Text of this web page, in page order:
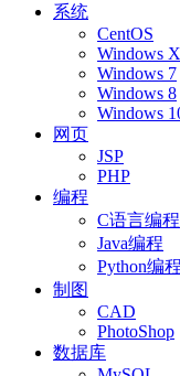
系统
CentOS
Windows
Windows 7
Windows 8
Windows
网页
JSP
PHP
编程
C语言编程
Java编程
Python编程
制图
CAD
PhotoShop
数据库